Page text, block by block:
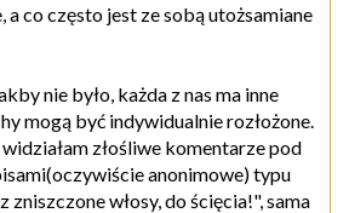
a co często jest ze sobą utożsamiane
nie było, każda z nas ma inne
mogą być indywidualnie rozłożone.
złośliwe komentarze pod
anonimowe) typu
zniszczone włosy, do ścięcia!", sama